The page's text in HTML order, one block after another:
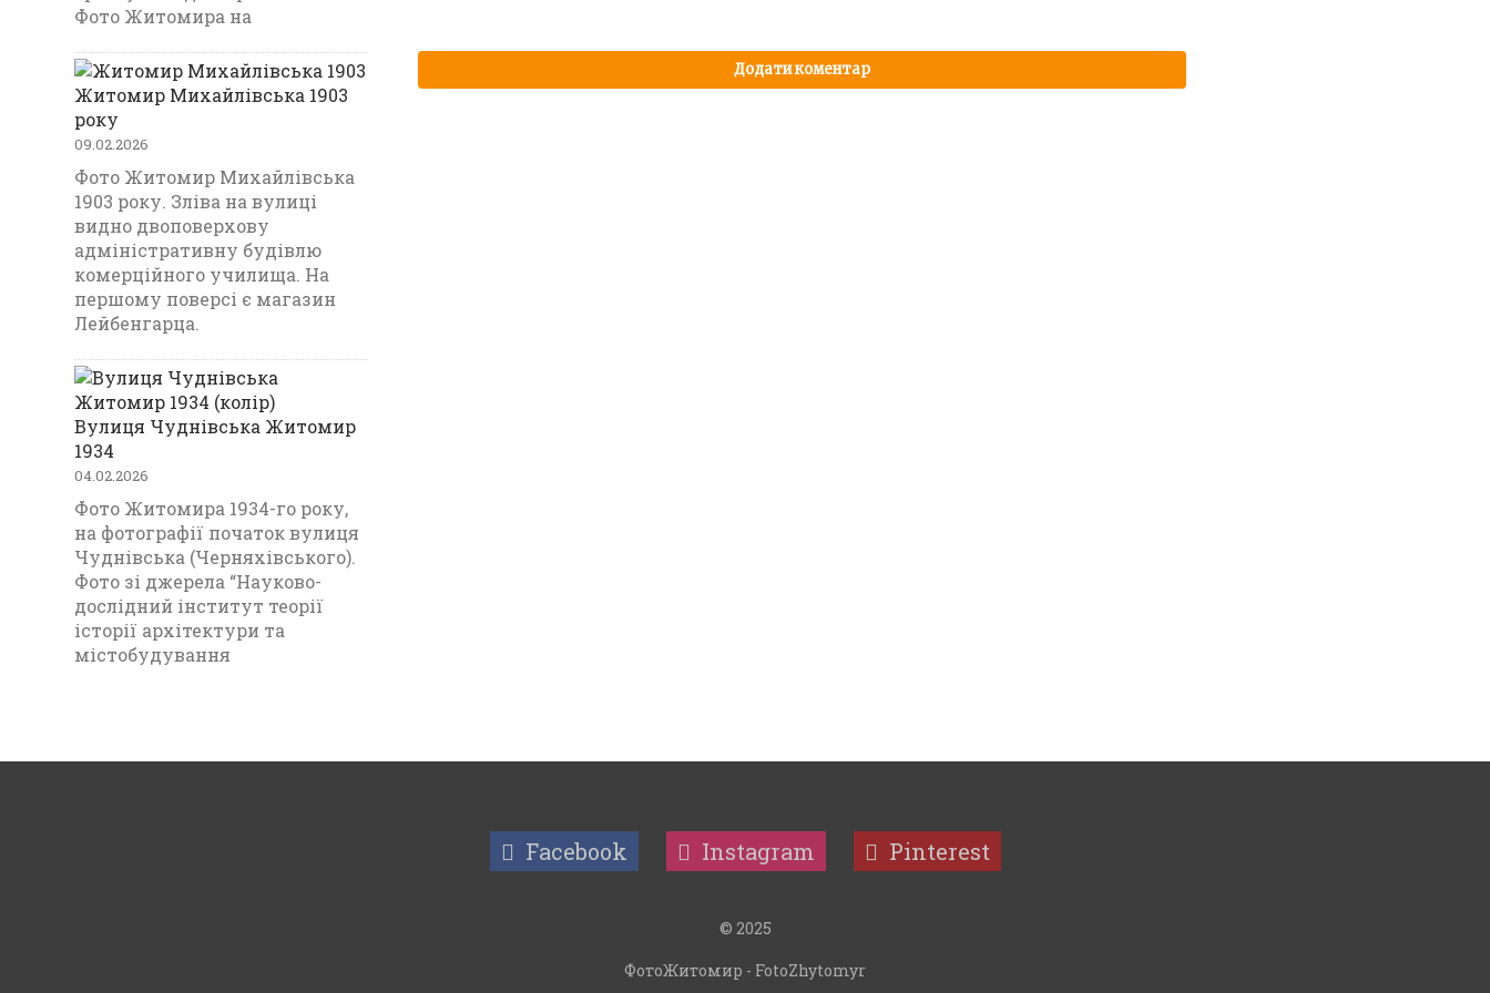
Фото Житомира на
Житомир Михайлівська 1903
року
09.02.2026
Фото Житомир Михайлівська
1903 року. Зліва на вулиці
видно двоповерхову
адміністративну будівлю
комерційного училища. На
першому поверсі є магазин
Лейбенгарца.
Вулиця Чуднівська Житомир
1934
04.02.2026
Фото Житомира 1934-го року,
на фотографії початок вулиця
Чуднівська (Черняхівського).
Фото зі джерела “Науково-
дослідний інститут теорії
історії архітектури та
містобудування
Facebook Instagram Pinterest
© 2025
ФотоЖитомир - FotoZhytomyr